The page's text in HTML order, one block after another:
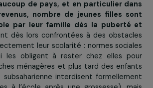
sont renforcés par la pratique
et/ou forcés.
enfants reste une pratique autorisée
Ainsi,chaque année
de filles sont mariées avant
de pays, et en particulier
revenus, nombre de jeunes filles